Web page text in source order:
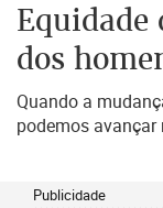
Equidade
dos
Quando a
podemos
Publicidade